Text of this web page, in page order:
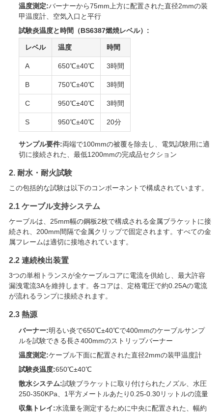
用
を
要
求
し
な
さ
い
VR
SHOW
SITEMAP
PRIVACY
POLICY
温度測定:バーナーから75mm上方に配置された直径2mmの装
甲温度計、空気入口と平行
試験炎温度と時間（BS6387燃焼レベル）:
レベル 温度 時間
A 650℃±40℃ 3時間
B 750℃±40℃ 3時間
C 950℃±40℃ 3時間
S 950℃±40℃ 20分
サンプル要件:両端で100mmの被覆を除去し、電気試験用に適
切に接続された、最低1200mmの完成品セクション
2. 耐水・耐火試験
この包括的な試験は以下のコンポーネントで構成されています。
2.1 ケーブル支持システム
ケーブルは、25mm幅の鋼板2枚で構成される金属ブラケットに接
続され、200mm間隔で金属クリップで固定されます。すべての金
属フレームは適切に接地されています。
2.2 連続検出装置
3つの単相トランスが全ケーブルコアに電流を供給し、最大許容
漏洩電流3Aを維持します。各コアは、定格電圧で約0.25Aの電流
が流れるランプに接続されます。
2.3 熱源
バーナー:明るい炎で650℃±40℃で400mmのケーブルサンプ
ルを試験できる長さ400mmのストリップバーナー
温度測定:ケーブル下面に配置された直径2mmの装甲温度計
試験炎温度:650℃±40℃
散水システム:試験ブラケットに取り付けられたノズル、水圧
250-350KPa、1平方メートルあたり0.25-0.30リットルの流量
収集トレイ:水流量を測定するために中央に配置された、幅約